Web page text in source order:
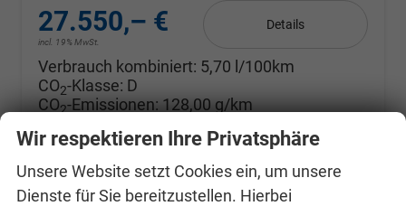
27.550,– €
incl. 19% MwSt.
Details
Verbrauch kombiniert: 5,70 l/100km
CO2-Klasse: D
CO2-Emissionen:128,00 g/km
Wir respektieren Ihre Privatsphäre
Unsere Website setzt Cookies ein, um unsere
Dienste für Sie bereitzustellen. Hierbei